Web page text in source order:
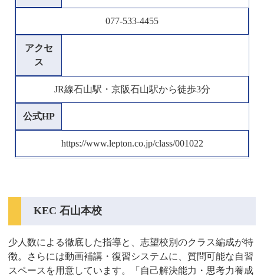
077-533-4455
アクセ
ス
JR線石山駅・京阪石山駅から徒歩3分
公式HP
https://www.lepton.co.jp/class/001022
KEC 石山本校
少人数による徹底した指導と、志望校別のクラス編成が特
徴。さらには動画補講・復習システムに、質問可能な自習
スペースを用意しています。「自己解決能力・思考力養成